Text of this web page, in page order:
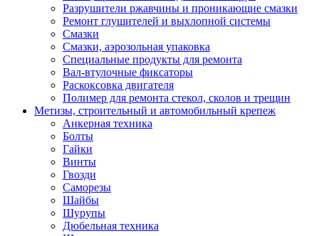
Разрушители ржавчины и проникающие смазки
Ремонт глушителей и выхлопной системы
Смазки
Смазки, аэрозольная упаковка
Специальные продукты для ремонта
Вал-втулочные фиксаторы
Раскоксовка двигателя
Полимер для ремонта стекол, сколов и трещин
Метизы, строительный и автомобильный крепеж
Анкерная техника
Болты
Гайки
Винты
Гвозди
Саморезы
Шайбы
Шурупы
Дюбельная техника